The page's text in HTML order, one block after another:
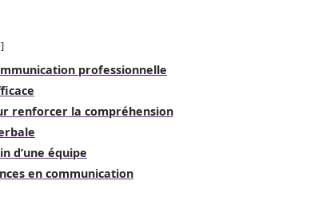
professionnelle
renforcer la compréhension
d’une équipe
en communication